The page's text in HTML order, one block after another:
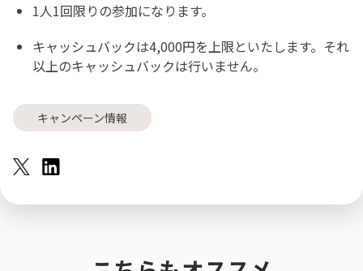
1人1回限りの参加になります。
キャッシュバックは4,000円を上限といたします。それ
以上のキャッシュバックは行いません。
キャンペーン情報